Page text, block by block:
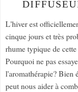
L'hiver est
cinque jours et très
rhume typique de cette
Pourquoi ne pas
l'aromathérapie? Bien
peut nous aider à